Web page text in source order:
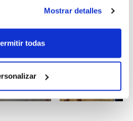
Mostrar detalles
todas
y Mel de Romer Canals son